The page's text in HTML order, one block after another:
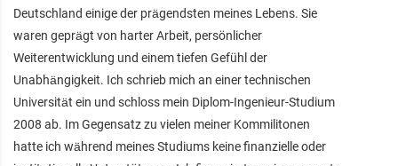
Deutschland einige der prägendsten meines Lebens. Sie
waren geprägt von harter Arbeit, persönlicher
Weiterentwicklung und einem tiefen Gefühl der
Unabhängigkeit. Ich schrieb mich an einer technischen
Universität ein und schloss mein Diplom-Ingenieur-Studium
2008 ab. Im Gegensatz zu vielen meiner Kommilitonen
hatte ich während meines Studiums keine finanzielle oder